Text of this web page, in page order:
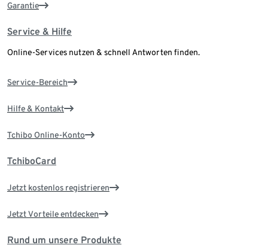
Garantie
Service & Hilfe
Online-Services nutzen & schnell Antworten finden.
Service-Bereich
Hilfe & Kontakt
Tchibo Online-Konto
TchiboCard
Jetzt kostenlos registrieren
Jetzt Vorteile entdecken
Rund um unsere Produkte